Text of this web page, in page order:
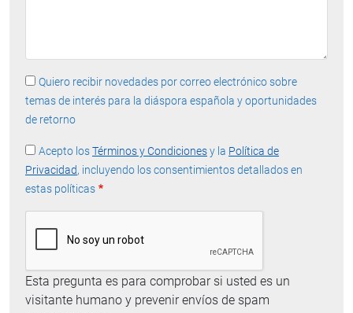
Quiero recibir novedades por correo electrónico sobre
temas de interés para la diáspora española y oportunidades
de retorno
Acepto losTérminos y Condicionesy la Política de
Privacidad, incluyendo los consentimientos detallados en
estas políticas
Esta pregunta es para comprobar si usted es un
visitante humano y prevenir envíos de spam